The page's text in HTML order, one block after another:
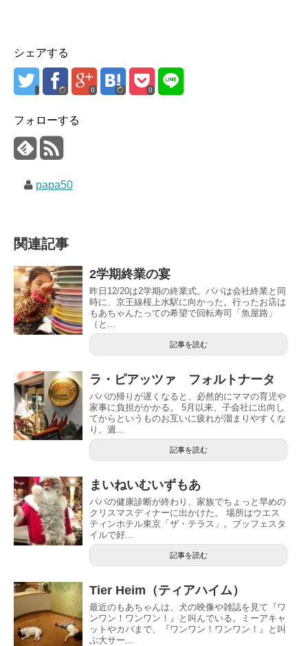
シェアする
0 0
フォローする
papa50
関連記事
2学期終業の宴
昨日12/20は2学期の終業式。パパは会社終業と同
時に、京王線桜上水駅に向かった。行ったお店は
もあちゃんたっての希望で回転寿司「魚屋路」
（と...
記事を読む
ラ・ピアッツァ フォルトナータ
パパの帰りが遅くなると、必然的にママの育児や
家事に負担がかかる。 5月以来、子会社に出向し
てからというものお互いに疲れが溜まりやすくな
り、週...
記事を読む
まいねいむいずもあ
パパの健康診断が終わり、家族でちょっと早めの
クリスマスディナーに出かけた。 場所はウエス
ティンホテル東京「ザ・テラス」。ブッフェスタ
イルで好...
記事を読む
Tier Heim（ティアハイム）
最近のもあちゃんは、犬の映像や雑誌を見て『ワ
ンワン！ワンワン！』と叫んでいる。ミーアキャ
ットやカバまで、『ワンワン！ワンワン！』と叫
ぶ大サー...